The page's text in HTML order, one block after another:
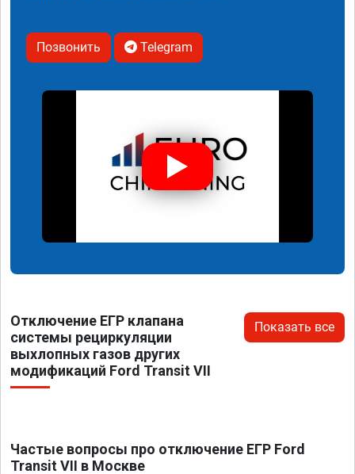
Позвонить Telegram
Отключение ЕГР клапана
системы рециркуляции
выхлопных газов других
модификаций Ford Transit VII
Показать все
Частые вопросы про отключение ЕГР Ford
Transit VII в Москве